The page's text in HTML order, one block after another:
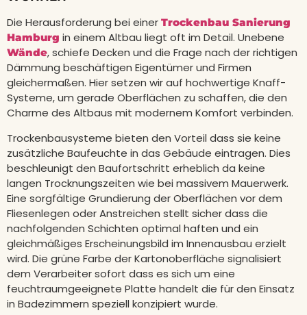
Die Herausforderung bei einer Trockenbau Sanierung
Hamburg in einem Altbau liegt oft im Detail. Unebene
Wände, schiefe Decken und die Frage nach der richtigen
Dämmung beschäftigen Eigentümer und Firmen
gleichermaßen. Hier setzen wir auf hochwertige Knaff-
Systeme, um gerade Oberflächen zu schaffen, die den
Charme des Altbaus mit modernem Komfort verbinden.
Trockenbausysteme bieten den Vorteil dass sie keine
zusätzliche Baufeuchte in das Gebäude eintragen. Dies
beschleunigt den Baufortschritt erheblich da keine
langen Trocknungszeiten wie bei massivem Mauerwerk.
Eine sorgfältige Grundierung der Oberflächen vor dem
Fliesenlegen oder Anstreichen stellt sicher dass die
nachfolgenden Schichten optimal haften und ein
gleichmäßiges Erscheinungsbild im Innenausbau erzielt
wird. Die grüne Farbe der Kartonoberfläche signalisiert
dem Verarbeiter sofort dass es sich um eine
feuchtraumgeeignete Platte handelt die für den Einsatz
in Badezimmern speziell konzipiert wurde.